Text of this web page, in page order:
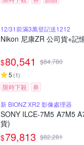
12/31前滿3萬登記送1212
Nikon 尼康ZR 公司貨+記
$80,541 $84,780
5 (1)
限時下殺
券
新 BIONZ XR2 影像處理器
SONY ILCE-7M5 A7M5
貨)
$79,813 $82,281